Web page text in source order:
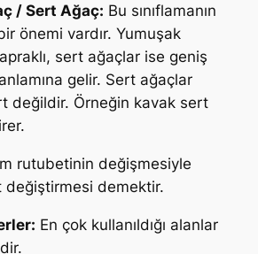
/ Sert Ağaç: Bu sınıflamanın
önemi vardır. Yumuşak
sert ağaçlar ise geniş
gelir. Sert ağaçlar
değildir. Örneğin kavak sert
rutubetinin değişmesiyle
değiştirmesi demektir.
En çok kullanıldığı alanlar